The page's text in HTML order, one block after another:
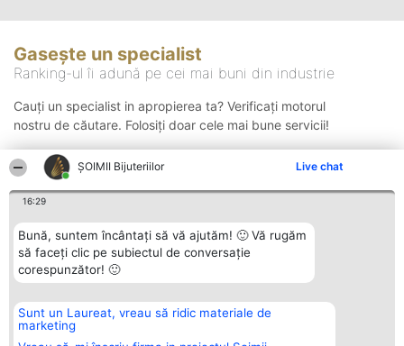
ŞOIMII Bijuteriilor Live chat
16:29
Bună, suntem încântați să vă ajutăm! 🙂 Vă rugăm
să faceți clic pe subiectul de conversație
corespunzător! 🙂
Sunt un Laureat, vreau să ridic materiale de
marketing
Gasește un specialist
Ranking-ul îi adună pe cei mai buni din industrie
Cauți un specialist in apropierea ta? Verificați motorul
nostru de căutare. Folosiți doar cele mai bune servicii!
Organizator Ranking
BRIGHT SOLUTIONS BR SRL
Aleea Timisul De Sus 2 Bl. A30
Plebiscyt
Lista Tuturor
Contact